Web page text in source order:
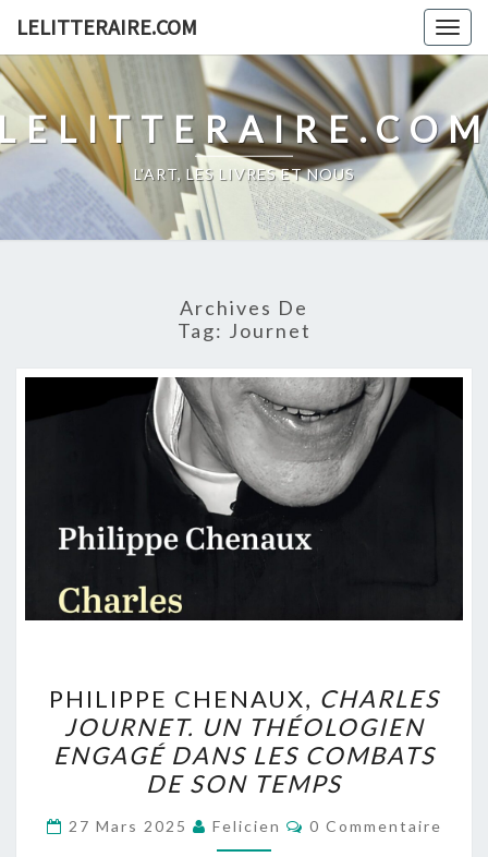
content
LELITTERAIRE.COM
L'ART, LES LIVRES ET NOUS
Archives De
Tag: Journet
CHENAUX,
CHARLES
JOURNET.
UN
THÉOLOGIEN
PHILIPPE CHENAUX, CHARLES
JOURNET. UN THÉOLOGIEN
ENGAGÉ DANS LES COMBATS
DE SON TEMPS
27 Mars 2025 Felicien Commentaires
0 Commentaire